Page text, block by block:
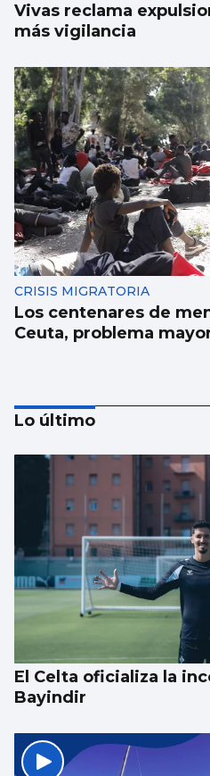
Vivas reclama
más vigilancia
CRISIS MIGRATORIA
Los centenares de
Ceuta, problema
SUCESOS
Un guardia civil
es abatido por sus
Lo último
El Celta oficializa la
Bayindir